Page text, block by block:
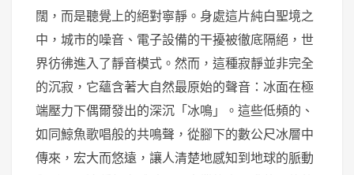
闊，而是聽覺上的絕對寧靜。身處這片純白聖境之
中，城市的噪音、電子設備的干擾被徹底隔絕，世
界彷彿進入了靜音模式。然而，這種寂靜並非完全
的沉寂，它蘊含著大自然最原始的聲音：冰面在極
端壓力下偶爾發出的深沉「冰鳴」。這些低頻的、
如同鯨魚歌唱般的共鳴聲，從腳下的數公尺冰層中
傳來，宏大而悠遠，讓人清楚地感知到地球的脈動